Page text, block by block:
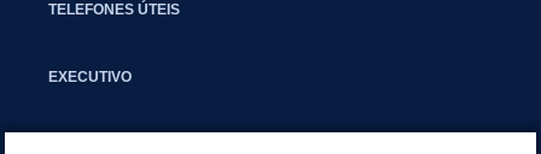
TELEFONES ÚTEIS
EXECUTIVO